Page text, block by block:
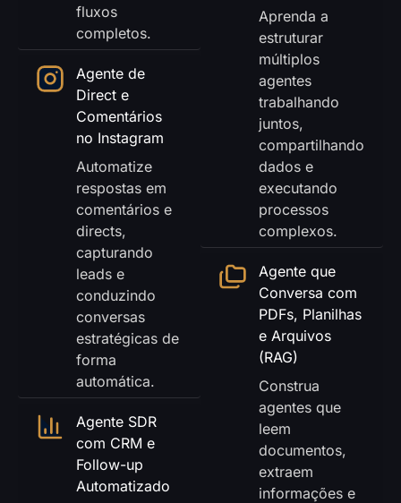
fluxos
completos.
Agente de
Direct e
Comentários
no Instagram
Automatize
respostas em
comentários e
directs,
capturando
leads e
conduzindo
conversas
estratégicas de
forma
automática.
Agente SDR
com CRM e
Follow-up
Automatizado
Aprenda a
estruturar
múltiplos
agentes
trabalhando
juntos,
compartilhando
dados e
executando
processos
complexos.
Agente que
Conversa com
PDFs, Planilhas
e Arquivos
(RAG)
Construa
agentes que
leem
documentos,
extraem
informações e